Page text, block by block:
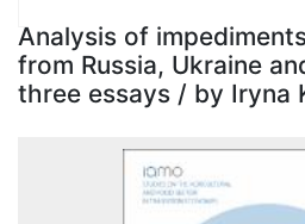
Statistiken
Analysis of
from Russia, Ukraine
three essays / by Iryna